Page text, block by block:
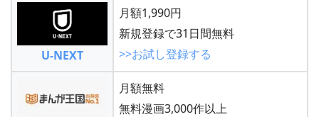
U-NEXT
月額1,990円
新規登録で31日間無料
>>お試し登録する
月額無料
無料漫画3,000作以上